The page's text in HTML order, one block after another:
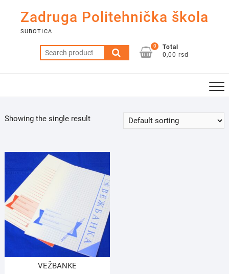
content
Zadruga Politehnička škola
SUBOTICA
Search
for:
0
Total
0,00 rsd
Showing the single result
VEŽBANKE